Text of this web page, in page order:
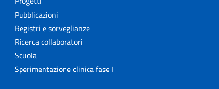
Pubblicazioni
Registri e sorveglianze
Ricerca collaboratori
Scuola
Sperimentazione clinica fase I